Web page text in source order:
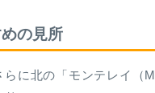
の見所
に北の「モンテレイ（